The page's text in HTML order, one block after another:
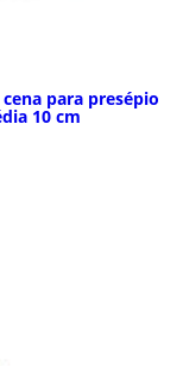
para presépio
10 cm